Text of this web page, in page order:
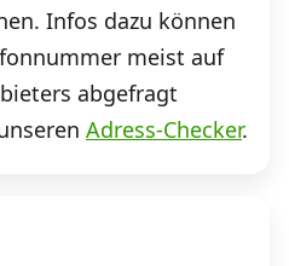
Infos dazu können
meist auf
abgefragt
Adress-Checker.